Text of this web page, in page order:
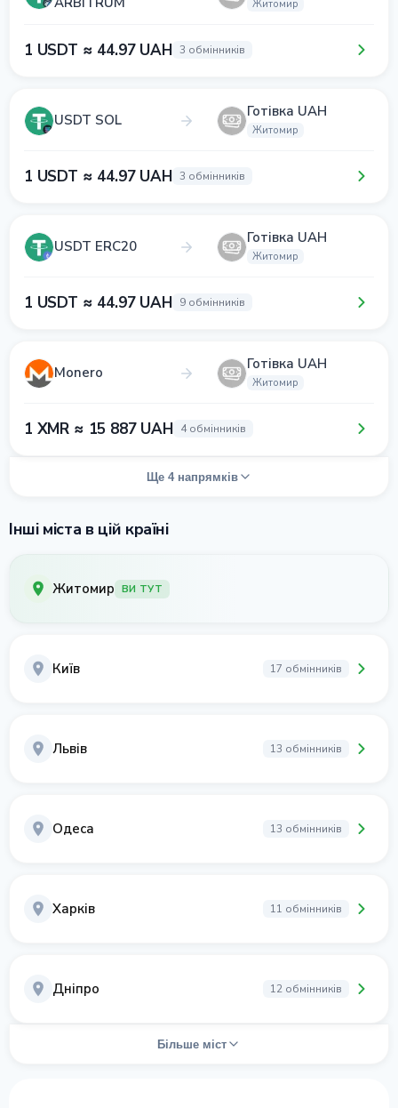
Житомир
1 USDT ≈ 44.97 UAH 3 обмінників
USDT SOL Готівка UAH
Житомир
1 USDT ≈ 44.97 UAH 3 обмінників
USDT ERC20 Готівка UAH
Житомир
1 USDT ≈ 44.97 UAH 9 обмінників
Monero Готівка UAH
Житомир
1 XMR ≈ 15 887 UAH 4 обмінників
Ще 4 напрямків
Інші міста в цій країні
Житомир ВИ ТУТ
Київ 17 обмінників
Львів 13 обмінників
Одеса 13 обмінників
Харків 11 обмінників
Дніпро 12 обмінників
Більше міст